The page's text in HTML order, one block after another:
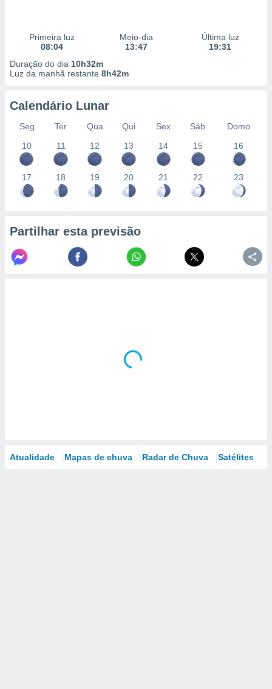
Primeira luz
08:04
Meio-dia
13:47
Última luz
19:31
Duração do dia 10h32m
Luz da manhã restante 8h42m
Calendário Lunar
Seg Ter Qua Qui Sex Sáb
Domo
10
11 12 13 14 15 16
17 18 19 20 21 22 23
Partilhar esta previsão
Atualidade Mapas de chuva Radar de Chuva Satélites